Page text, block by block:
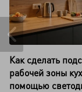
Как сделать
рабочей зоны
помощью